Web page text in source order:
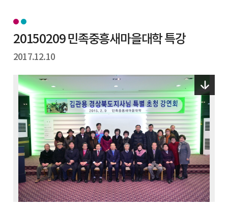
20150209 민족중흥새마을대학 특강
2017.12.10